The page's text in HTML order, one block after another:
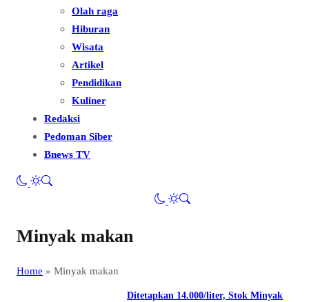
Olah raga
Hiburan
Wisata
Artikel
Pendidikan
Kuliner
Redaksi
Pedoman Siber
Bnews TV
Minyak makan
Home » Minyak makan
Ditetapkan 14.000/liter, Stok Minyak